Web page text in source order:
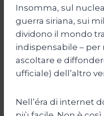
Insomma, sul
guerra siriana, sui
dividono il mondo
indispensabile – per
ascoltare e
ufficiale) dell’altro
Nell’éra di internet